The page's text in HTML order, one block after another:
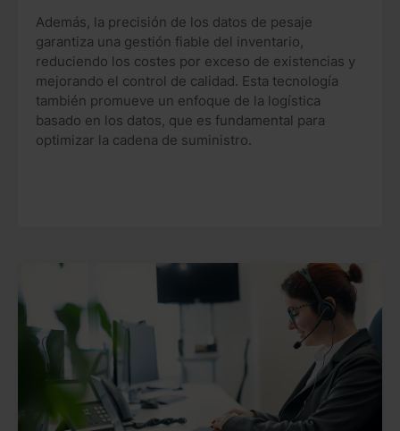
Además, la precisión de los datos de pesaje
garantiza una gestión fiable del inventario,
reduciendo los costes por exceso de existencias y
mejorando el control de calidad. Esta tecnología
también promueve un enfoque de la logística
basado en los datos, que es fundamental para
optimizar la cadena de suministro.